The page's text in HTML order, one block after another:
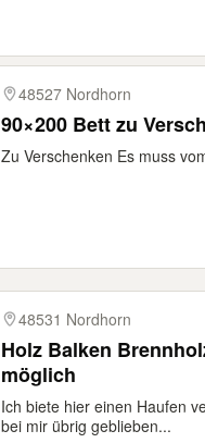
48527 Nordhorn
90×200 Bett zu
Zu Verschenken Es muss
48531 Nordhorn
Holz Balken
möglich
Ich biete hier einen Haufen
bei mir übrig geblieben...